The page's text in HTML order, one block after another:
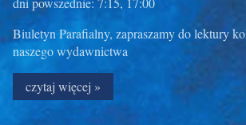
Biuletyn Parafialny, zapraszamy do lektury
naszego wydawnictwa
czytaj więcej »